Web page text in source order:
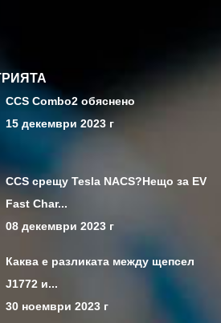
CCS Combo2 обяснено
15 декември 2023 г
CCS срещу Tesla NACS?Нещо за EV
Fast Char...
08 декември 2023 г
Каква е разликата между щепсел
J1772 и...
30 ноември 2023 г